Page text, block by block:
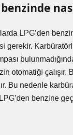
LPG’den
gerekir.
otomatiği çalışır.
Bu nedenle
benzine